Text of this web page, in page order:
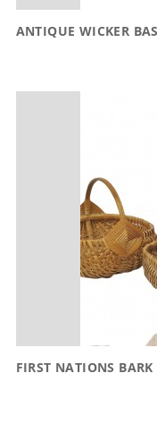
ANTIQUE WICKER
FIRST NATIONS